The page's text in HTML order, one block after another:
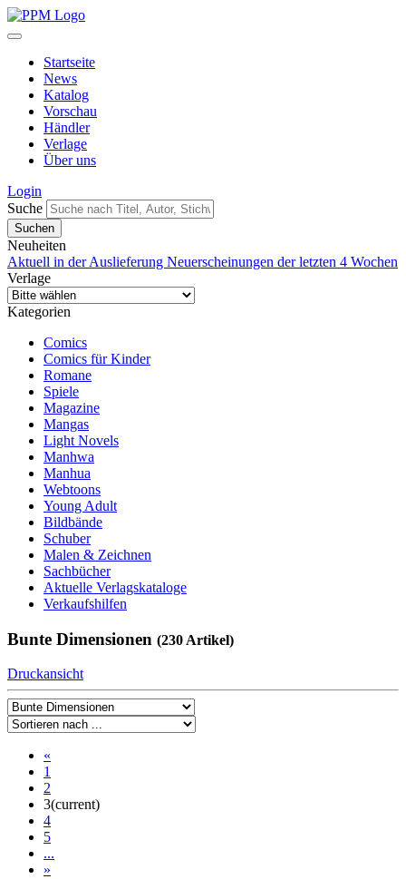
Startseite
News
Katalog
Vorschau
Händler
Verlage
Über uns
Login
Suche
Neuheiten
Aktuell in der Auslieferung Neuerscheinungen der letzten 4 Wochen
Verlage
Kategorien
Comics
Comics für Kinder
Romane
Spiele
Magazine
Mangas
Light Novels
Manhwa
Manhua
Webtoons
Young Adult
Bildbände
Schuber
Malen & Zeichnen
Sachbücher
Aktuelle Verlagskataloge
Verkaufshilfen
Bunte Dimensionen (230 Artikel)
Druckansicht
«
1
2
3(current)
4
5
...
»